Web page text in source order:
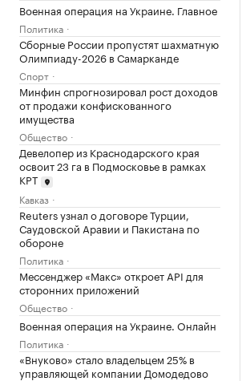
Военная операция на Украине. Главное
Политика
Сборные России пропустят шахматную
Олимпиаду-2026 в Самарканде
Спорт
Минфин спрогнозировал рост доходов
от продажи конфискованного
имущества
Общество
Девелопер из Краснодарского края
освоит 23 га в Подмосковье в рамках
КРТ
Кавказ
Reuters узнал о договоре Турции,
Саудовской Аравии и Пакистана по
обороне
Политика
Мессенджер «Макс» откроет API для
сторонних приложений
Общество
Военная операция на Украине. Онлайн
Политика
«Внуково» стало владельцем 25% в
управляющей компании Домодедово